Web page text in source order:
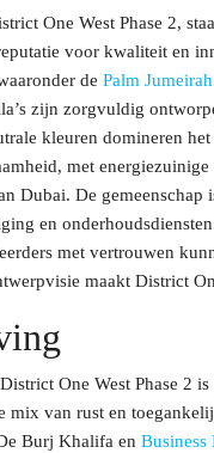
One West Phase 2,
voor kwaliteit en
de Palm Jumeirah
zijn zorgvuldig
kleuren domineren
met
Dubai. De
en
met vertrouwen
maakt District
One West Phase 2
mix van rust en
Burj Khalifa en Business